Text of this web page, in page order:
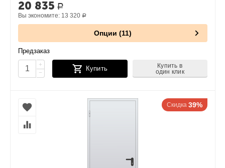
20 835 Р
Вы экономите: 13 320 Р
Опции (11)
Предзаказ
+
−
Купить
Купить в
один клик
Скидка 39%